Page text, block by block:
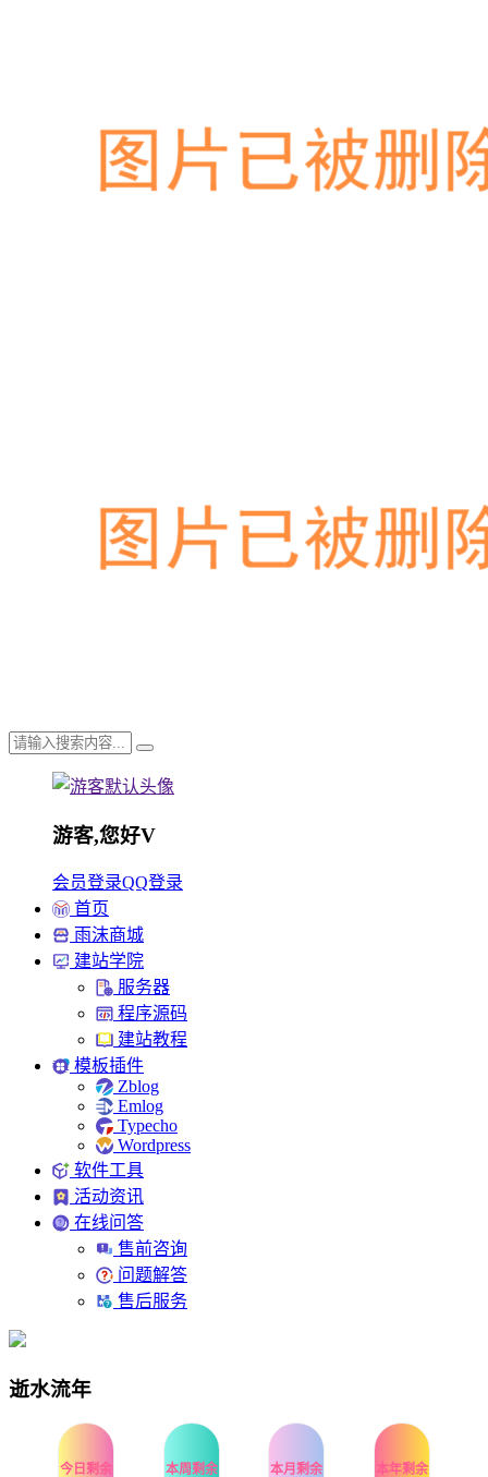
游客,您好V
会员登录QQ登录
首页
雨沫商城
建站学院
服务器
程序源码
建站教程
模板插件
Zblog
Emlog
Typecho
Wordpress
软件工具
活动资讯
在线问答
售前咨询
问题解答
售后服务
逝水流年
今日剩余 本周剩余 本月剩余 本年剩余